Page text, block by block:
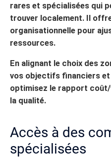
rares et spécialisées qui
trouver localement. Il
organisationnelle pour
ressources.
En alignant le choix des
vos objectifs financiers et
optimisez le rapport
la qualité.
Accès à des
spécialisées